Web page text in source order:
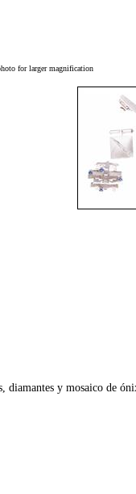
for larger magnification
diamantes y mosaico de